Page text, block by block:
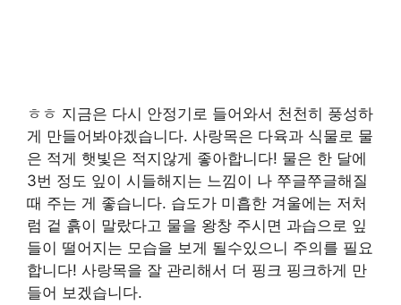
ㅎㅎ 지금은 다시 안정기로 들어와서 천천히 풍성하
게 만들어봐야겠습니다. 사랑목은 다육과 식물로 물
은 적게 햇빛은 적지않게 좋아합니다! 물은 한 달에
3번 정도 잎이 시들해지는 느낌이 나 쭈글쭈글해질
때 주는 게 좋습니다. 습도가 미흡한 겨울에는 저처
럼 겉 흙이 말랐다고 물을 왕창 주시면 과습으로 잎
들이 떨어지는 모습을 보게 될수있으니 주의를 필요
합니다! 사랑목을 잘 관리해서 더 핑크 핑크하게 만
들어 보겠습니다.